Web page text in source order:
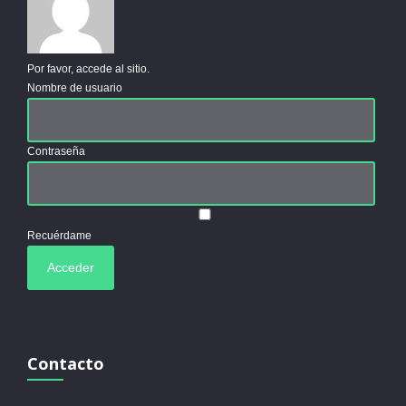
Por favor, accede al sitio.
Nombre de usuario
Contraseña
Recuérdame
Contacto